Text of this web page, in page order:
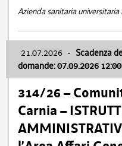
Azienda sanitaria universitaria
21.07.2026 - Scadenza
domande: 07.09.2026 12:00
314/26 –
Carnia –